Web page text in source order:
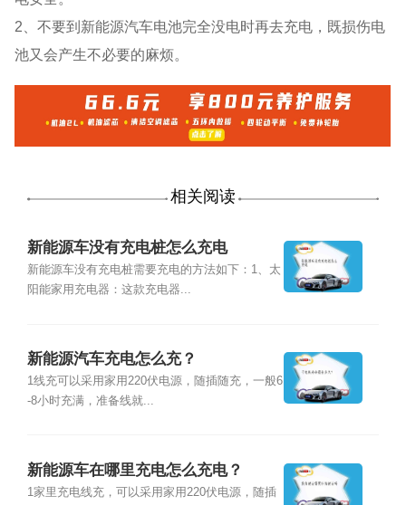
2、不要到新能源汽车电池完全没电时再去充电，既损伤电
池又会产生不必要的麻烦。
相关阅读
新能源车没有充电桩怎么充电
新能源车没有充电桩需要充电的方法如下：1、太
阳能家用充电器：这款充电器...
新能源汽车充电怎么充？
1线充可以采用家用220伏电源，随插随充，一般6
-8小时充满，准备线就...
新能源车在哪里充电怎么充电？
1家里充电线充，可以采用家用220伏电源，随插